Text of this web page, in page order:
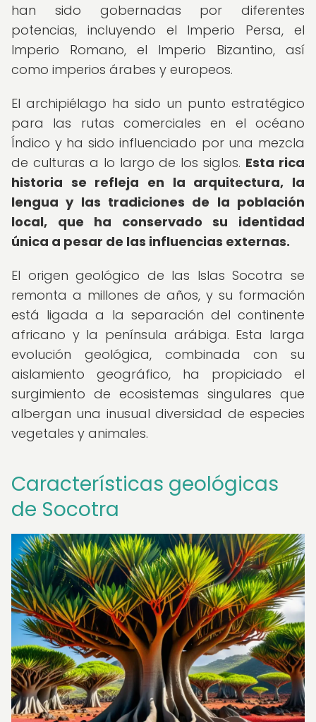
han sido gobernadas por diferentes
potencias, incluyendo el Imperio Persa, el
Imperio Romano, el Imperio Bizantino, así
como imperios árabes y europeos.
El archipiélago ha sido un punto estratégico
para las rutas comerciales en el océano
Índico y ha sido influenciado por una mezcla
de culturas a lo largo de los siglos. Esta rica
historia se refleja en la arquitectura, la
lengua y las tradiciones de la población
local, que ha conservado su identidad
única a pesar de las influencias externas.
El origen geológico de las Islas Socotra se
remonta a millones de años, y su formación
está ligada a la separación del continente
africano y la península arábiga. Esta larga
evolución geológica, combinada con su
aislamiento geográfico, ha propiciado el
surgimiento de ecosistemas singulares que
albergan una inusual diversidad de especies
vegetales y animales.
Características geológicas
de Socotra